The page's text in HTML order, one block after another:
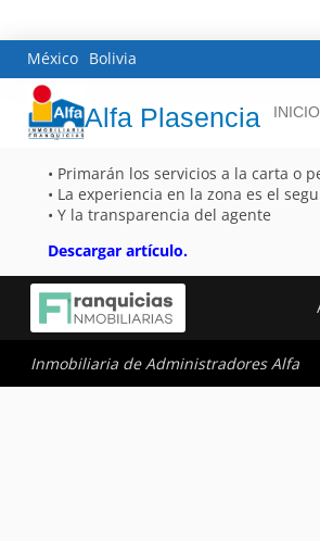
México Bolivia
Alfa Plasencia INICIO
• Primarán los servicios a la carta o
• La experiencia en la zona es el
• Y la transparencia del agente
Descargar artículo.
Inmobiliaria de Administradores Alfa